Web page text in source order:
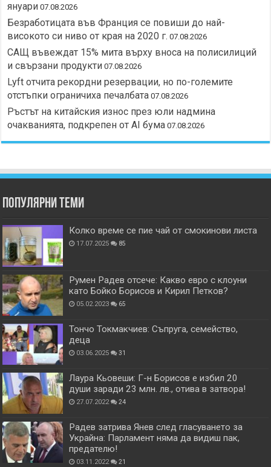
януари 07.08.2026
Безработицата във Франция се повиши до най-
високото си ниво от края на 2020 г. 07.08.2026
САЩ въвеждат 15% мита върху вноса на полисилиций
и свързани продукти 07.08.2026
Lyft отчита рекордни резервации, но по-големите
отстъпки ограничиха печалбата 07.08.2026
Ръстът на китайския износ през юли надмина
очакванията, подкрепен от AI бума 07.08.2026
Популярни теми
Колко време се пие чай от смокинови листа
17.07.2025 85
Румен Радев отсече: Какво евро с клоуни
като Бойко Борисов и Кирил Петков?
05.02.2023 65
Тончо Токмакчиев: Съпруга, семейство,
деца
03.06.2025 31
Лаура Кьовеши: Г-н Борисов е избил 20
души заради 23 млн. лв., отива в затвора!
27.07.2022 24
Радев затрива Янев след гласуването за
Украйна: Парламент няма да видиш пак,
предателю!
03.11.2022 21